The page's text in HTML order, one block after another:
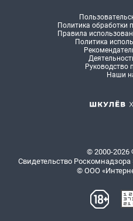
Политика обработки
Правила
Политика
Руководство
Наши
© 2000-2026
Свидетельство
© ООО